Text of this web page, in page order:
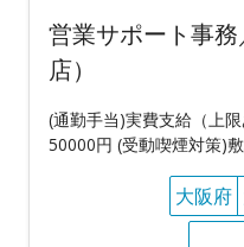
営業サポート事
店）
(通勤手当)実費支給（上
50000円 (受動喫煙対策)
大阪府